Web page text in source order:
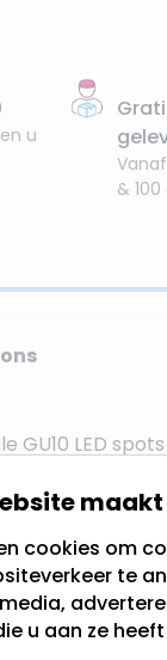
u
Vanaf
&
LED
in de
is geschikt
maarniet voor
geleverdmet
cookies om
te
u aan ze